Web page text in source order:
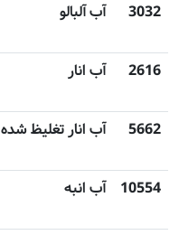
3032 آب آلبالو
2616 آب انار
5662 آب انار تغلیظ شده
10554 آب انبه